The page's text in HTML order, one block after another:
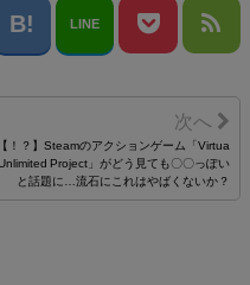
LINE
【！？】Steamのアクションゲーム「Virtua
Unlimited Project」がどう見ても〇〇っぽい
と話題に…流石にこれはやばくないか？